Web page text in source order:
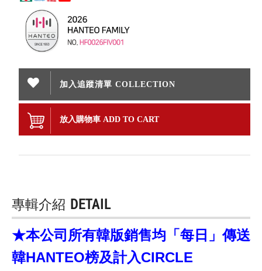
加入追蹤清單 COLLECTION
放入購物車 ADD TO CART
專輯介紹 DETAIL
★本公司所有韓版銷售均「每日」傳送
韓HANTEO榜及計入CIRCLE